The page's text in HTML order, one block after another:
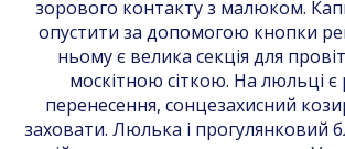
зорового контакту з малюком.
опустити за допомогою кнопки
ньому є велика секція для
москітною сіткою. На люльці є
перенесення, сонцезахисний
заховати. Люлька і прогулянковий